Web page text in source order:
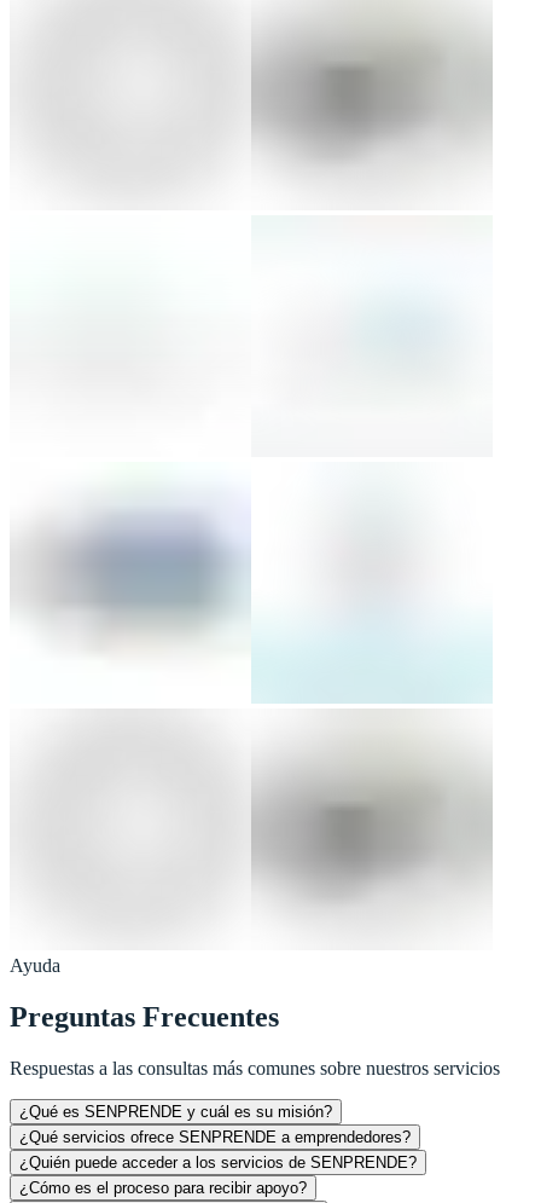
Ayuda
Preguntas Frecuentes
Respuestas a las consultas más comunes sobre nuestros servicios
¿Qué es SENPRENDE y cuál es su misión?
¿Qué servicios ofrece SENPRENDE a emprendedores?
¿Quién puede acceder a los servicios de SENPRENDE?
¿Cómo es el proceso para recibir apoyo?